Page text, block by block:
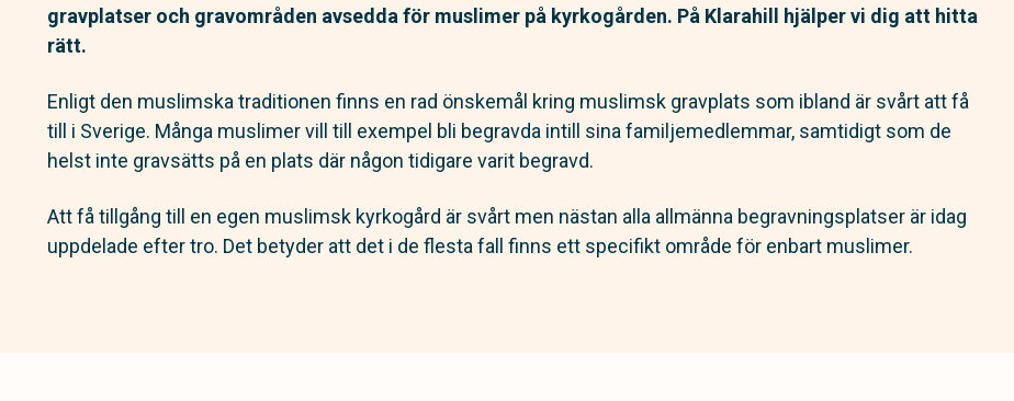
gravplatser och gravområden avsedda för muslimer på kyrkogården. På Klarahill hjälper vi dig att hitta
rätt.
Enligt den muslimska traditionen finns en rad önskemål kring muslimsk gravplats som ibland är svårt att få
till i Sverige. Många muslimer vill till exempel bli begravda intill sina familjemedlemmar, samtidigt som de
helst inte gravsätts på en plats där någon tidigare varit begravd.
Att få tillgång till en egen muslimsk kyrkogård är svårt men nästan alla allmänna begravningsplatser är idag
uppdelade efter tro. Det betyder att det i de flesta fall finns ett specifikt område för enbart muslimer.